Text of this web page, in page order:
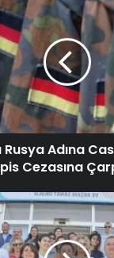
Adına
Cezasına